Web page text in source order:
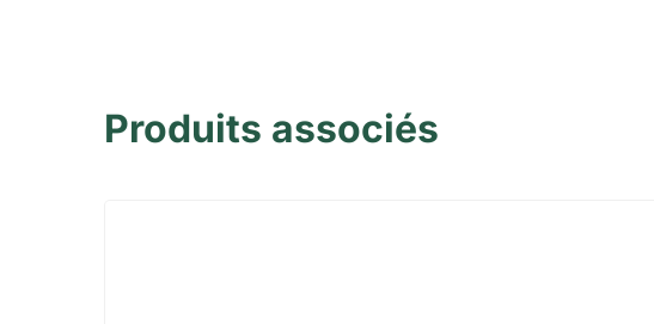
Produits associés